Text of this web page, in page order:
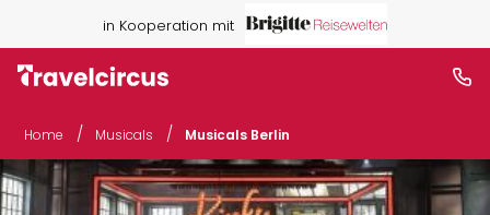
in Kooperation mit
Home / Musicals / Musicals Berlin